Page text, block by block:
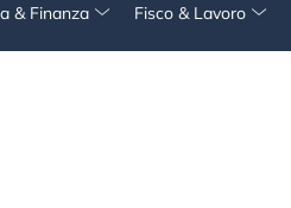
& Finanza Fisco & Lavoro